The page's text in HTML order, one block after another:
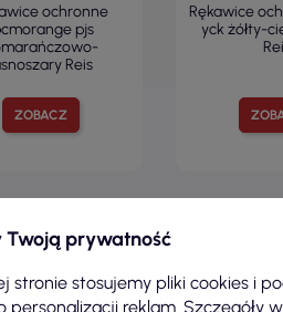
ZOBACZ
ochronne
pjs
Reis
Rękawice
yck żółty-
Twoją prywatność
stronie stosujemy pliki cookies i
personalizacji reklam. Szczegóły